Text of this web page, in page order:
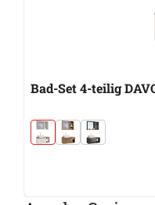
Bad-Set 4-teilig